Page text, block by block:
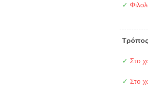
✓
Τρόπος
✓ Στο
✓ Στο